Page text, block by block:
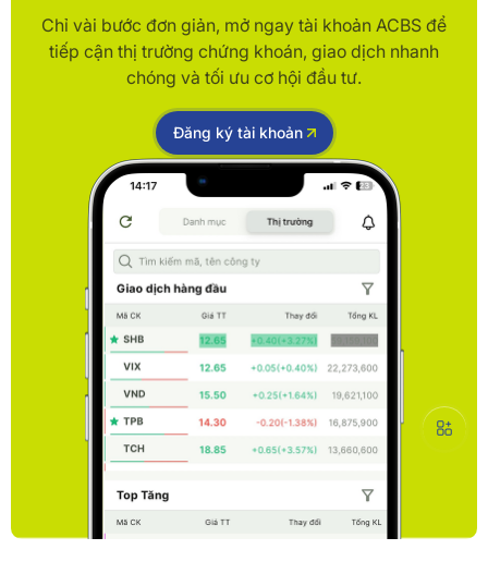
Chỉ vài bước đơn giản, mở ngay tài khoản ACBS để
tiếp cận thị trường chứng khoán, giao dịch nhanh
chóng và tối ưu cơ hội đầu tư.
Đăng ký tài khoản